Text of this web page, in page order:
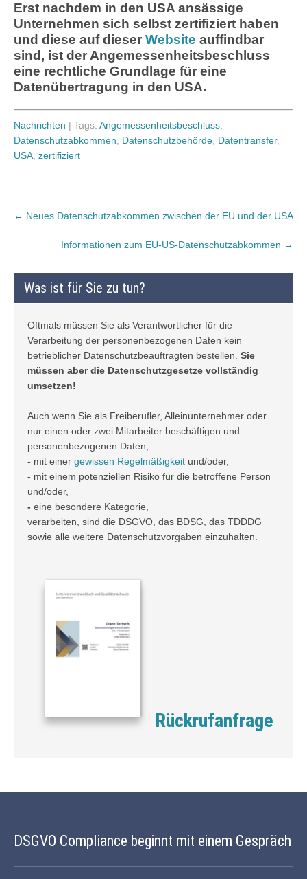
Erst nachdem in den USA ansässige
Unternehmen sich selbst zertifiziert haben
und diese auf dieser Website auffindbar
sind, ist der Angemessenheitsbeschluss
eine rechtliche Grundlage für eine
Datenübertragung in den USA.
Nachrichten | Tags: Angemessenheitsbeschluss,
Datenschutzabkommen, Datenschutzbehörde, Datentransfer,
USA, zertifiziert
Post
← Neues Datenschutzabkommen zwischen der EU und der USA
Informationen zum EU-US-Datenschutzabkommen →
Was ist für Sie zu tun?
Oftmals müssen Sie als Verantwortlicher für die
Verarbeitung der personenbezogenen Daten kein
betrieblicher Datenschutzbeauftragten bestellen. Sie
müssen aber die Datenschutzgesetze vollständig
umsetzen!
Auch wenn Sie als Freiberufler, Alleinunternehmer oder
nur einen oder zwei Mitarbeiter beschäftigen und
personenbezogenen Daten;
- mit einer gewissen Regelmäßigkeit und/oder,
- mit einem potenziellen Risiko für die betroffene Person
und/oder,
- eine besondere Kategorie,
verarbeiten, sind die DSGVO, das BDSG, das TDDDG
sowie alle weitere Datenschutzvorgaben einzuhalten.
Rückrufanfrage
DSGVO Compliance beginnt mit einem Gespräch